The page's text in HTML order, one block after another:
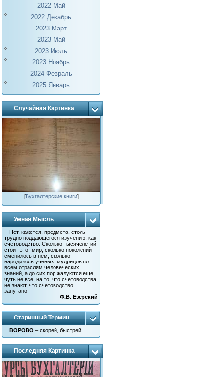
2022 Май
2022 Декабрь
2023 Март
2023 Май
2023 Июль
2023 Ноябрь
2024 Февраль
2025 Январь
Случайная Картинка
[Бухгалтерские книги]
Умная Мысль
Нет, кажется, предмета, столь
трудно поддающегося изучению, как
счетоводство. Сколько тысячелетий
стоит этот мир, сколько поколений
сменилось в нем, сколько
народилось ученых, мудрецов по
всем отраслям человеческих
знаний, а до сих пор жалуются еще,
чуть не все, на то, что счетоводства
не знают, что счетоводство
запутано.
Ф.В. Езерский
Старинный Термин
ВОРОВО – скорей, быстрей.
Последняя Картинка